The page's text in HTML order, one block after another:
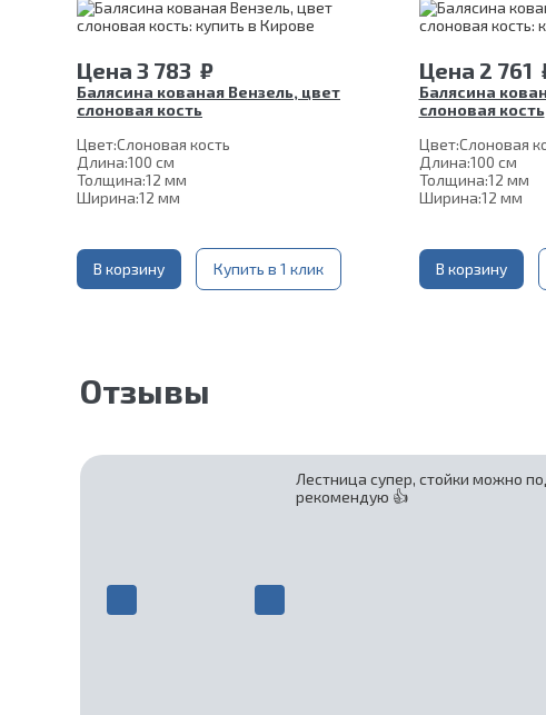
Цена 3 783 ₽
Балясина кованая Вензель, цвет
слоновая кость
Цвет:Слоновая кость
Длина:100 см
Толщина:12 мм
Ширина:12 мм
Верхнее
коромысло:
Цвет слоновая
кость
В корзину Купить в 1 клик
Цена 2 761
Балясина
слоновая кость
Цвет:Слоновая
Длина:100 см
Толщина:12 мм
Ширина:12 мм
Верхнее
коромысло:
В корзину
Отзывы
Лестница супер, стойки можно
рекомендую 👍